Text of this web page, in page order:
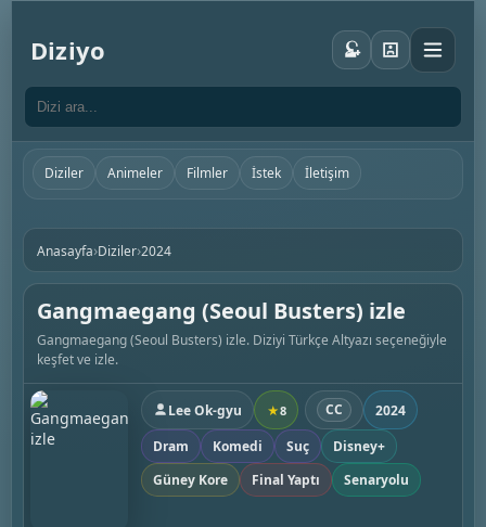
Diziyo
Diziler Animeler Filmler İstek İletişim
Anasayfa›Diziler›2024
Gangmaegang (Seoul Busters) izle
Gangmaegang (Seoul Busters) izle. Diziyi Türkçe Altyazı seçeneğiyle
keşfet ve izle.
Lee Ok-gyu ★8 CC
2024
Dram
Komedi Suç
Disney+
Güney Kore
Final Yaptı Senaryolu